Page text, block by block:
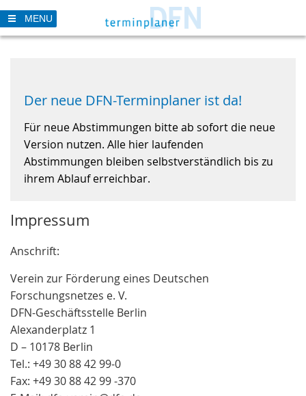
Skip
to
main
MENU
Der neue DFN-Terminplaner ist da!
Für neue Abstimmungen bitte ab sofort die neue
Version nutzen. Alle hier laufenden
Abstimmungen bleiben selbstverständlich bis zu
ihrem Ablauf erreichbar.
Impressum
Anschrift:
Verein zur Förderung eines Deutschen
Forschungsnetzes e. V.
DFN-Geschäftsstelle Berlin
Alexanderplatz 1
D – 10178 Berlin
Tel.: +49 30 88 42 99-0
Fax: +49 30 88 42 99 -370